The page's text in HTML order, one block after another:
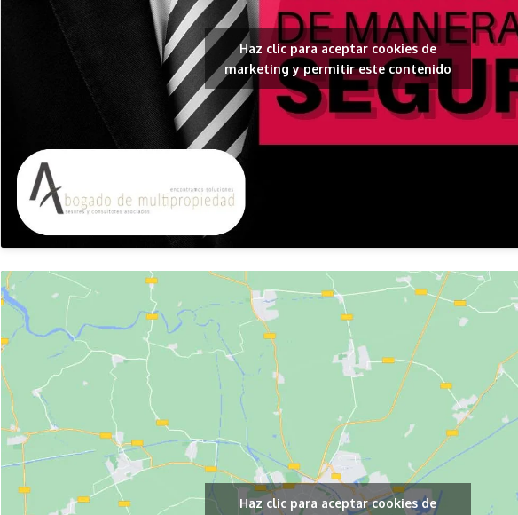
Haz clic para aceptar cookies de
marketing y permitir este contenido
Haz clic para aceptar cookies de